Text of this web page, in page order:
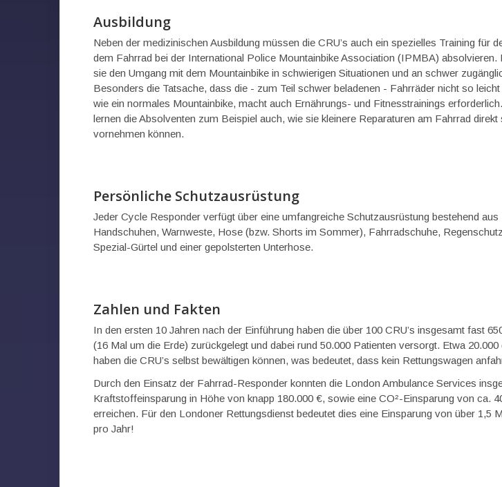
Ausbildung
Neben der medizinischen Ausbildung müssen die CRU’s auch ein spezielles Training für
dem Fahrrad bei der International Police Mountainbike Association (IPMBA) absolvieren.
sie den Umgang mit dem Mountainbike in schwierigen Situationen und an schwer
Besonders die Tatsache, dass die - zum Teil schwer beladenen - Fahrräder nicht so leicht
wie ein normales Mountainbike, macht auch Ernährungs- und Fitnesstrainings
lernen die Absolventen zum Beispiel auch, wie sie kleinere Reparaturen am Fahrrad direkt
vornehmen können.
Persönliche Schutzausrüstung
Jeder Cycle Responder verfügt über eine umfangreiche Schutzausrüstung bestehend aus
Handschuhen, Warnweste, Hose (bzw. Shorts im Sommer), Fahrradschuhe,
Spezial-Gürtel und einer gepolsterten Unterhose.
Zahlen und Fakten
In den ersten 10 Jahren nach der Einführung haben die über 100 CRU’s insgesamt fast
(16 Mal um die Erde) zurückgelegt und dabei rund 50.000 Patienten versorgt. Etwa
haben die CRU’s selbst bewältigen können, was bedeutet, dass kein Rettungswagen
Durch den Einsatz der Fahrrad-Responder konnten die London Ambulance Services
Kraftstoffeinsparung in Höhe von knapp 180.000 €, sowie eine CO²-Einsparung von ca.
erreichen. Für den Londoner Rettungsdienst bedeutet dies eine Einsparung von über 1,5
pro Jahr!